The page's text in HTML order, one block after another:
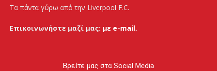
Τα πάντα γύρω από την Liverpool F.C.
Επικοινωνήστε μαζί μας: με e-mail.
Βρείτε μας στα Social Media